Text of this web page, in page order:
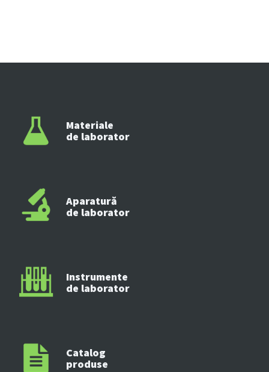
Materiale
de laborator
Aparatură
de laborator
Instrumente
de laborator
Catalog
produse